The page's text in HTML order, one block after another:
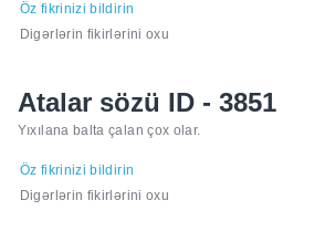
Öz fikrinizi bildirin
Digərlərin fikirlərini oxu
Atalar sözü ID - 3851
Yıxılana balta çalan çox olar.
Öz fikrinizi bildirin
Digərlərin fikirlərini oxu